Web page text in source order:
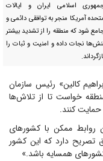
اسلامی ایران و ایالات
آمریکا منجر به توافقی دائمی و
شود که منطقه را از تشدید بیشتر
نجات داده و امنیت و ثبات را
کالین» رئیس سازمان
خواست تا از تلاش‌ها
کنند.
روابط ممکن با کشورهای
تصریح دارد که این کشور
کشورهای همسایه باشد.»